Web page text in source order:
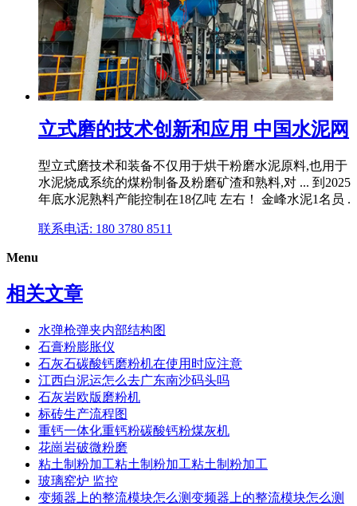
立式磨的技术创新和应用 中国水泥网
型立式磨技术和装备不仅用于烘干粉磨水泥原料,也用于
水泥烧成系统的煤粉制备及粉磨矿渣和熟料,对 ... 到2025
年底水泥熟料产能控制在18亿吨 左右！ 金峰水泥1名员 .
联系电话: 180 3780 8511
Menu
相关文章
水弹枪弹夹内部结构图
石膏粉膨胀仪
石灰石碳酸钙磨粉机在使用时应注意
江西白泥运怎么去广东南沙码头吗
石灰岩欧版磨粉机
标砖生产流程图
重钙一体化重钙粉碳酸钙粉煤灰机
花崗岩破微粉磨
粘土制粉加工粘土制粉加工粘土制粉加工
玻璃窑炉 监控
变频器上的整流模块怎么测变频器上的整流模块怎么测